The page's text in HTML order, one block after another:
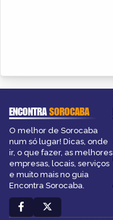
ENCONTRASOROCABA
O melhor de Sorocaba
num só lugar! Dicas, onde
ir, o que fazer, as melhores
empresas, locais, serviços
e muito mais no guia
Encontra Sorocaba.